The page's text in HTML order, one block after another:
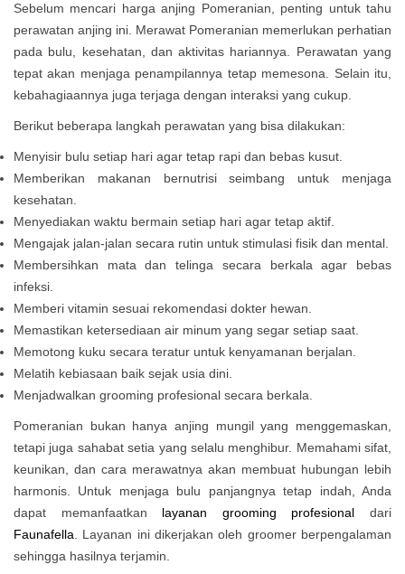
Sebelum mencari harga anjing Pomeranian, penting untuk tahu
perawatan anjing ini. Merawat Pomeranian memerlukan perhatian
pada bulu, kesehatan, dan aktivitas hariannya. Perawatan yang
tepat akan menjaga penampilannya tetap memesona. Selain itu,
kebahagiaannya juga terjaga dengan interaksi yang cukup.
Berikut beberapa langkah perawatan yang bisa dilakukan:
Menyisir bulu setiap hari agar tetap rapi dan bebas kusut.
Memberikan makanan bernutrisi seimbang untuk menjaga
kesehatan.
Menyediakan waktu bermain setiap hari agar tetap aktif.
Mengajak jalan-jalan secara rutin untuk stimulasi fisik dan mental.
Membersihkan mata dan telinga secara berkala agar bebas
infeksi.
Memberi vitamin sesuai rekomendasi dokter hewan.
Memastikan ketersediaan air minum yang segar setiap saat.
Memotong kuku secara teratur untuk kenyamanan berjalan.
Melatih kebiasaan baik sejak usia dini.
Menjadwalkan grooming profesional secara berkala.
Pomeranian bukan hanya anjing mungil yang menggemaskan,
tetapi juga sahabat setia yang selalu menghibur. Memahami sifat,
keunikan, dan cara merawatnya akan membuat hubungan lebih
harmonis. Untuk menjaga bulu panjangnya tetap indah, Anda
dapat memanfaatkan layanan grooming profesional dari
Faunafella . Layanan ini dikerjakan oleh groomer berpengalaman
sehingga hasilnya terjamin.